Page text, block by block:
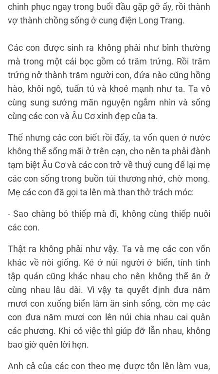
chinh phục ngay trong buổi đầu gặp gỡ ấy, rồi thành
vợ thành chồng sống ở cung điện Long Trang.
Các con được sinh ra không phải như bình thường
mà trong một cái bọc gồm có trăm trứng. Rồi trăm
trứng nở thành trăm người con, đứa nào cũng hồng
hào, khôi ngô, tuấn tú và khoẻ mạnh như ta. Ta vô
cùng sung sướng mãn nguyện ngắm nhìn và sống
cùng các con và Âu Cơ xinh đẹp của ta.
Thế nhưng các con biết rồi đấy, ta vốn quen ở nước
không thể sống mãi ở trên cạn, cho nên ta phải đành
tạm biệt Âu Cơ và các con trở về thuỷ cung để lại mẹ
các con sống trong buồn tủi thương nhớ, chờ mong.
Mẹ các con đã gọi ta lên mà than thở trách móc:
- Sao chàng bỏ thiếp mà đi, không cùng thiếp nuôi
các con.
Thật ra không phải như vậy. Ta và mẹ các con vốn
khác về nòi giống. Kẻ ở núi người ở biển, tính tình
tập quán cũng khác nhau cho nên không thể ăn ở
cùng nhau lâu dài. Vì vậy ta quyết định đưa năm
mươi con xuống biển làm ăn sinh sống, còn mẹ các
con đưa năm mươi con lên núi chia nhau cai quản
các phương. Khi có việc thì giúp đỡ lẫn nhau, không
bao giờ quên lời hẹn.
Anh cả của các con theo mẹ được tôn lên làm vua,